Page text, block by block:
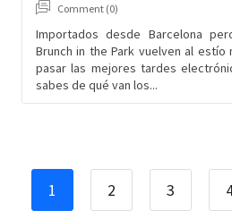
Comment (0)
Importados desde Barcelona
Brunch in the Park vuelven al estío
pasar las mejores tardes
sabes de qué van los...
1 2 3